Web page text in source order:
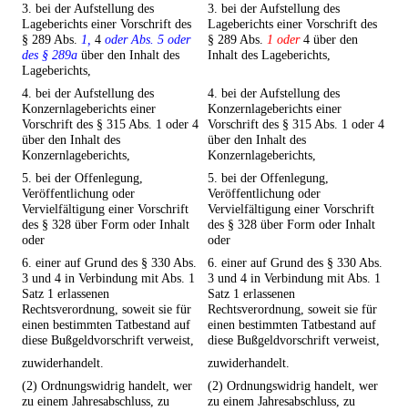
3. bei der Aufstellung des
Lageberichts einer Vorschrift des
§ 289 Abs. 1, 4 oder Abs. 5 oder
des § 289a über den Inhalt des
Lageberichts,
3. bei der Aufstellung des
Lageberichts einer Vorschrift des
§ 289 Abs. 1 oder4 über den
Inhalt des Lageberichts,
4. bei der Aufstellung des
Konzernlageberichts einer
Vorschrift des § 315 Abs. 1 oder 4
über den Inhalt des
Konzernlageberichts,
4. bei der Aufstellung des
Konzernlageberichts einer
Vorschrift des § 315 Abs. 1 oder 4
über den Inhalt des
Konzernlageberichts,
5. bei der Offenlegung,
Veröffentlichung oder
Vervielfältigung einer Vorschrift
des § 328 über Form oder Inhalt
oder
5. bei der Offenlegung,
Veröffentlichung oder
Vervielfältigung einer Vorschrift
des § 328 über Form oder Inhalt
oder
6. einer auf Grund des § 330 Abs.
3 und 4 in Verbindung mit Abs. 1
Satz 1 erlassenen
Rechtsverordnung, soweit sie für
einen bestimmten Tatbestand auf
diese Bußgeldvorschrift verweist,
6. einer auf Grund des § 330 Abs.
3 und 4 in Verbindung mit Abs. 1
Satz 1 erlassenen
Rechtsverordnung, soweit sie für
einen bestimmten Tatbestand auf
diese Bußgeldvorschrift verweist,
zuwiderhandelt.
zuwiderhandelt.
(2) Ordnungswidrig handelt, wer
zu einem Jahresabschluss, zu
(2) Ordnungswidrig handelt, wer
zu einem Jahresabschluss, zu